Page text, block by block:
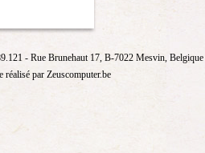
- Rue Brunehaut 17, B-7022 Mesvin,
réalisé par Zeuscomputer.be